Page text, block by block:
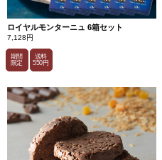
ロイヤルモンターニュ 6箱セット
7,128円
期間
限定
送料
550円